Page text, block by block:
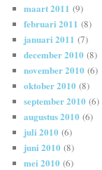
maart 2011 (9)
februari 2011 (8)
januari 2011 (7)
december 2010 (8)
november 2010 (6)
oktober 2010 (8)
september 2010 (6)
augustus 2010 (6)
juli 2010 (6)
juni 2010 (8)
mei 2010 (6)